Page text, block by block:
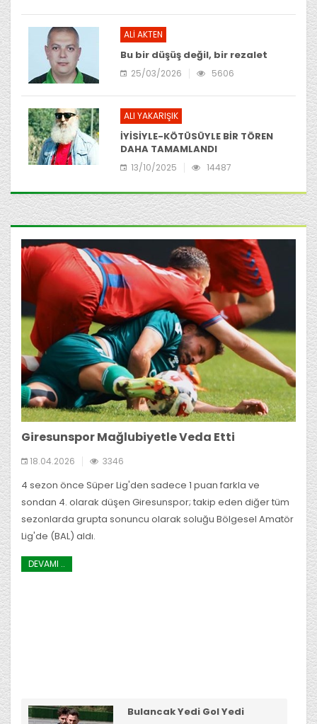
ALİ AKTEN
Bu bir düşüş değil, bir rezalet
25/03/2026 5606
ALI YAKARIŞIK
İYİSİYLE-KÖTÜSÜYLE BİR TÖREN
DAHA TAMAMLANDI
13/10/2025 14487
Giresunspor Mağlubiyetle Veda Etti
18.04.2026 3346
4 sezon önce Süper Lig'den sadece 1 puan farkla ve
sondan 4. olarak düşen Giresunspor; takip eden diğer tüm
sezonlarda grupta sonuncu olarak soluğu Bölgesel Amatör
Lig'de (BAL) aldı.
DEVAMI ..
Bulancak Yedi Gol Yedi